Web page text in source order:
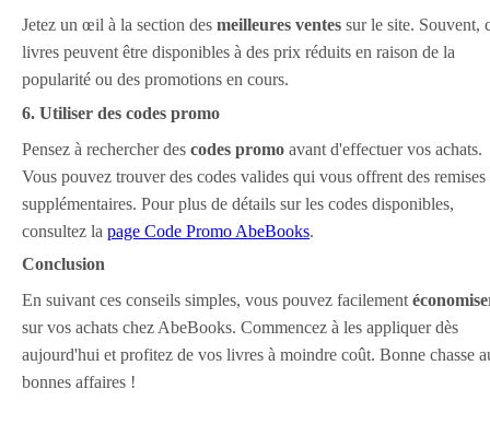
Jetez un œil à la section des meilleures ventes sur le site. Souvent,
livres peuvent être disponibles à des prix réduits en raison de la
popularité ou des promotions en cours.
6. Utiliser des codes promo
Pensez à rechercher des codes promo avant d'effectuer vos achats.
Vous pouvez trouver des codes valides qui vous offrent des remises
supplémentaires. Pour plus de détails sur les codes disponibles,
consultez la page Code Promo AbeBooks.
Conclusion
En suivant ces conseils simples, vous pouvez facilement
sur vos achats chez AbeBooks. Commencez à les appliquer dès
aujourd'hui et profitez de vos livres à moindre coût. Bonne chasse
bonnes affaires !